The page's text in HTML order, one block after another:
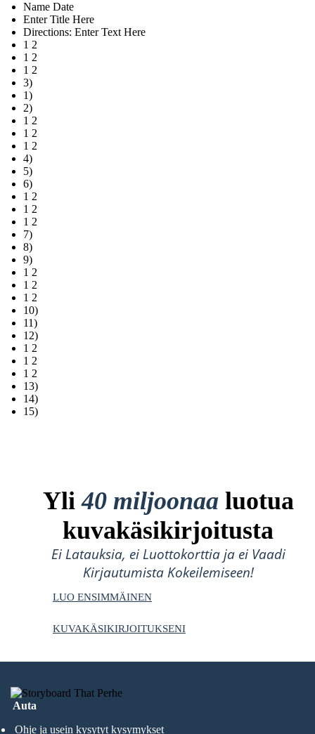
Name Date
Enter Title Here
Directions: Enter Text Here
1 2
1 2
1 2
3)
1)
2)
1 2
1 2
1 2
4)
5)
6)
1 2
1 2
1 2
7)
8)
9)
1 2
1 2
1 2
10)
11)
12)
1 2
1 2
1 2
13)
14)
15)
Yli40 miljoonaa luotua
kuvakäsikirjoitusta
Ei Latauksia, ei Luottokorttia ja ei Vaadi
Kirjautumista Kokeilemiseen!
LUO ENSIMMÄINEN
KUVAKÄSIKIRJOITUKSENI
Auta
Ohje ja usein kysytyt kysymykset